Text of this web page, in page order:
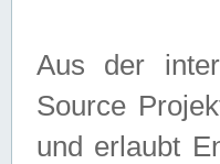
Aus der
Source
und erlaubt